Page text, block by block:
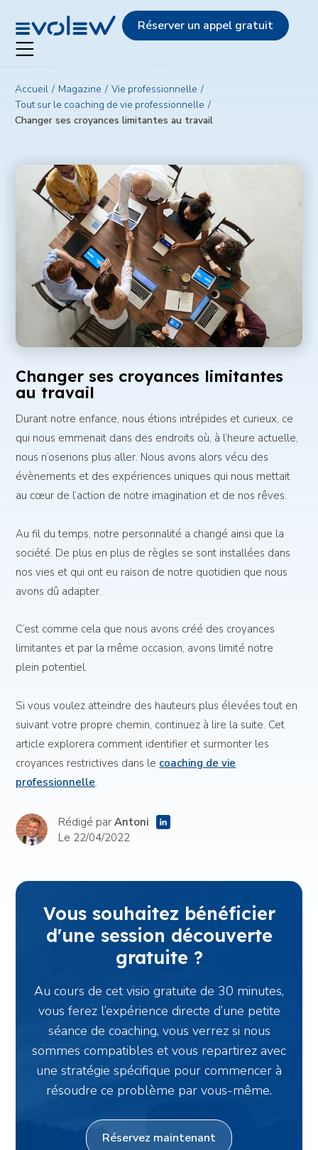
Réserver un appel gratuit
Accueil Magazine
Vie professionnelle
Tout sur le coaching de vie professionnelle
Changer ses croyances limitantes au travail
Changer ses croyances limitantes
au travail
Durant notre enfance, nous étions intrépides et curieux, ce
qui nous emmenait dans des endroits où, à l’heure actuelle,
nous n’oserions plus aller. Nous avons alors vécu des
évènements et des expériences uniques qui nous mettait
au cœur de l’action de notre imagination et de nos rêves.
Au fil du temps, notre personnalité a changé ainsi que la
société. De plus en plus de règles se sont installées dans
nos vies et qui ont eu raison de notre quotidien que nous
avons dû adapter.
C’est comme cela que nous avons créé des croyances
limitantes et par la même occasion, avons limité notre
plein potentiel.
Si vous voulez atteindre des hauteurs plus élevées tout en
suivant votre propre chemin, continuez à lire la suite. Cet
article explorera comment identifier et surmonter les
croyances restrictives dans le coaching de vie
professionnelle.
Rédigé parAntoni
Le 22/04/2022
Vous souhaitez bénéficier
d'une session découverte
gratuite ?
Au cours de cet visio gratuite de 30 minutes,
vous ferez l’expérience directe d’une petite
séance de coaching, vous verrez si nous
sommes compatibles et vous repartirez avec
une stratégie spécifique pour commencer à
résoudre ce problème par vous-même.
Réservez maintenant